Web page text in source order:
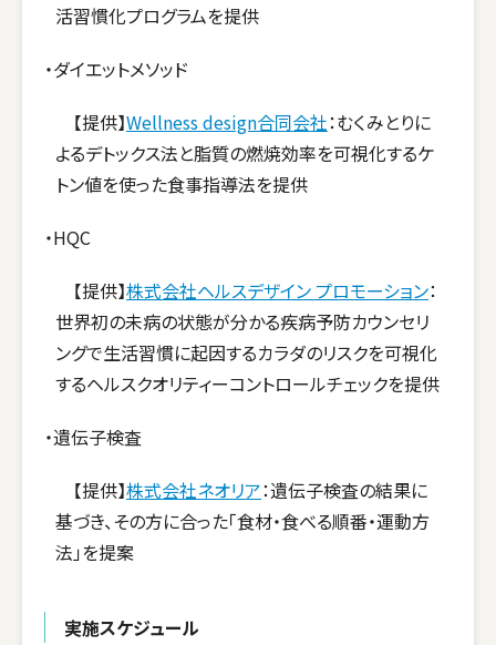
活習慣化プログラムを提供
・ダイエットメソッド
【提供】Wellness design合同会社：むくみとりに
よるデトックス法と脂質の燃焼効率を可視化するケ
トン値を使った食事指導法を提供
・HQC
【提供】株式会社ヘルスデザイン プロモーション：
世界初の未病の状態が分かる疾病予防カウンセリ
ングで生活習慣に起因するカラダのリスクを可視化
するヘルスクオリティーコントロールチェックを提供
・遺伝子検査
【提供】株式会社ネオリア：遺伝子検査の結果に
基づき、その方に合った「食材・食べる順番・運動方
法」を提案
実施スケジュール